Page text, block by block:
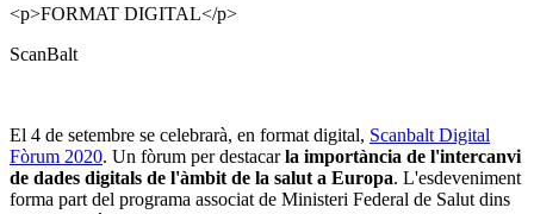
<p>FORMAT DIGITAL</p>
ScanBalt
El 4 de setembre se celebrarà, en format digital, Scanbalt Digital
Fòrum 2020. Un fòrum per destacarla importància de l'intercanvi
de dades digitals de l'àmbit de la salut a Europa. L'esdeveniment
forma part del programa associat de Ministeri Federal de Salut dins